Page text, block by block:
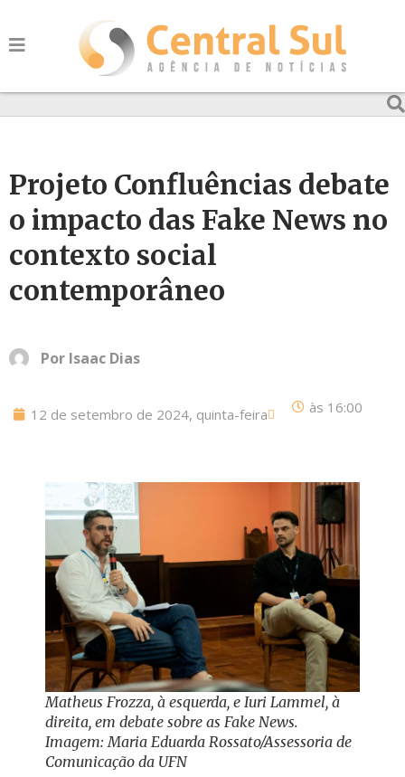
Projeto Confluências debate
o impacto das Fake News no
contexto social
contemporâneo
Por Isaac Dias
12 de setembro de 2024, quinta-feira às 16:00
Matheus Frozza, à esquerda, e Iuri Lammel, à
direita, em debate sobre as Fake News.
Imagem: Maria Eduarda Rossato/Assessoria de
Comunicação da UFN